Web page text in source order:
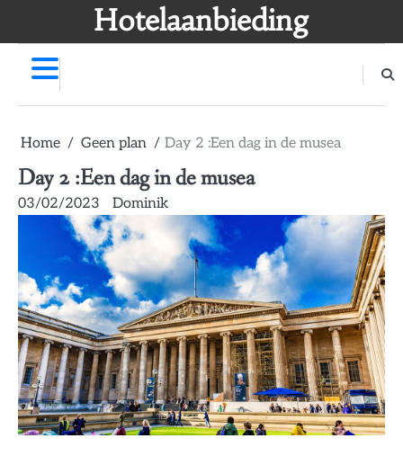
Hotelaanbieding
Home Geen plan Day 2 :Een dag in de musea
Day 2 :Een dag in de musea
03/02/2023 Dominik